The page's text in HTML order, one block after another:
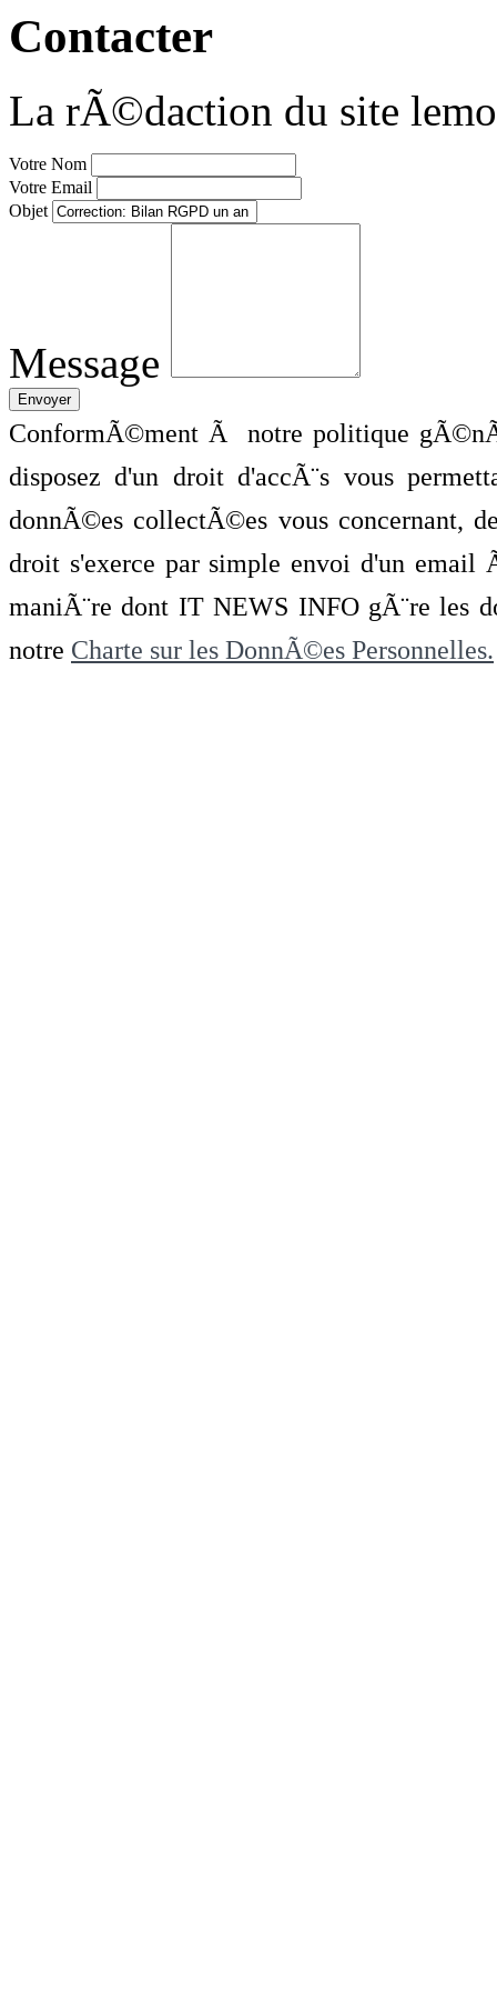
Contacter
La rÃ©daction du site
Votre Nom
Votre Email
Objet
Message
ConformÃ©ment Ã notre politique
disposez d'un droit d'accÃ¨s vous
donnÃ©es collectÃ©es vous concernant,
droit s'exerce par simple envoi d'un
maniÃ¨re dont IT NEWS INFO gÃ¨re les
notre Charte sur les DonnÃ©es Personnelles.